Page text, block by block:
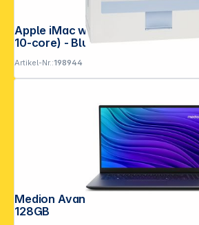
Apple iMac w. Retina 4,5K 24inch 256GB 16GB (M4
10-core) - Blue
Artikel-Nr.:198944
Medion Avantum 17 E1e 43,9cm (17,3") N100 8GB
128GB